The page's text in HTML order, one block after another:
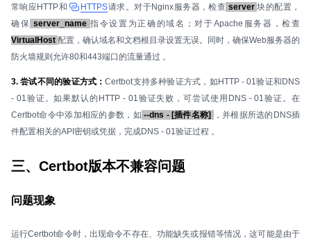
常响应HTTP和 HTTPS请求。对于Nginx服务器，检查 server块的配置，
确保 server_name 指令设置为正确的域名；对于Apache服务器，检查
VirtualHost 配置，确认域名和文档根目录设置无误。同时，确保Web服务器的
防火墙规则允许80和443端口的流量通过 。
3. 尝试不同的验证方式：Certbot支持多种验证方式，如HTTP - 01验证和DNS
- 01验证。如果默认的HTTP - 01验证失败，可尝试使用DNS - 01验证。在
Certbot命令中添加相应的参数，如 --dns - [插件名称]
，并根据所选的DNS插
件配置相关的API密钥或凭据，完成DNS - 01验证过程 。
三、Certbot版本不兼容问题
问题现象
运行Certbot命令时，出现命令不存在、功能缺失或报错等情况，这可能是由于